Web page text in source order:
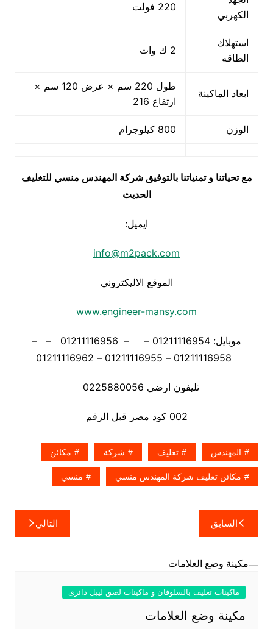
الكهربي
220 فولت
استهلاك
الطاقه
2 ك وات
ابعاد الماكينة
طول 220 سم × عرض 120 سم ×
ارتفاع 216
الوزن 800 كيلوجرام
مع تحياتنا و تمنياتنا بالتوفيق شركة المهندس منسي للتغليف
الحديث
ايميل:
info@m2pack.com
الموقع الاليكتروني
www.engineer-mansy.com
موبايل: 01211116954 – – 01211116956 – –
تليفون ارضي 0225880056
002 كود مصر قبل الرقم
المهندس تغليف شركة مكائن
مكائن تغليف شركة المهندس منسي منسي
تصفّح
المقالات
السابق التالي
ماكينات تغليف بالسلوفان و ماكينات لصق ليبل دائرى
مكينة وضع العلامات